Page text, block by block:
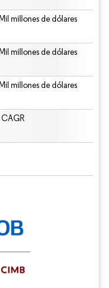
millones de dólares
millones de dólares
millones de dólares
CAGR
atribución según CC BY 4.0.